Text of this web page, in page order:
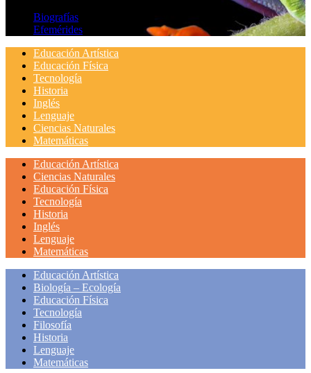
Biografías
Efemérides
Educación Artística
Educación Física
Tecnología
Historia
Inglés
Lenguaje
Ciencias Naturales
Matemáticas
Educación Artística
Ciencias Naturales
Educación Física
Tecnología
Historia
Inglés
Lenguaje
Matemáticas
Educación Artística
Biología – Ecología
Educación Física
Tecnología
Filosofía
Historia
Lenguaje
Matemáticas